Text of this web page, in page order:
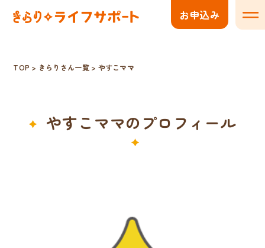
お申込み メ
TOP > きらりさん一覧 > やすこママ
やすこママのプロフィール